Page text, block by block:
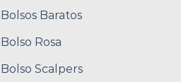
Bolsos Baratos
Bolso Rosa
Bolso Scalpers